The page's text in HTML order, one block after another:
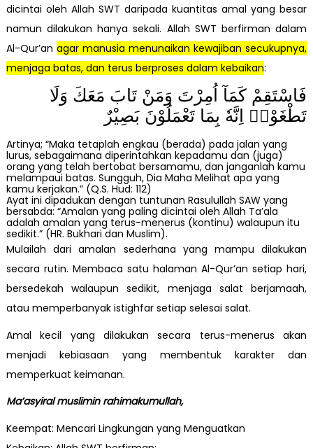
dicintai oleh Allah SWT daripada kuantitas amal yang besar
namun dilakukan hanya sekali. Allah SWT berfirman dalam
Al-Qur’an agar manusia menunaikan kewajiban secukupnya,
menjaga batas, dan terus berproses dalam kebaikan:
فَاسْتَقِمْ كَمَآ اُمِرْتَ وَمَنْ تَابَ مَعَكَ وَلَا
تَطْغَوْاۗ اِنَّهٗ بِمَا تَعْمَلُوْنَ بَصِيْرٌ
Artinya; “Maka tetaplah engkau (berada) pada jalan yang
lurus, sebagaimana diperintahkan kepadamu dan (juga)
orang yang telah bertobat bersamamu, dan janganlah kamu
melampaui batas. Sungguh, Dia Maha Melihat apa yang
kamu kerjakan.” (Q.S. Hud: 112)
Ayat ini dipadukan dengan tuntunan Rasulullah SAW yang
bersabda: “Amalan yang paling dicintai oleh Allah Ta’ala
adalah amalan yang terus-menerus (kontinu) walaupun itu
sedikit.” (HR. Bukhari dan Muslim).
Mulailah dari amalan sederhana yang mampu dilakukan
secara rutin. Membaca satu halaman Al-Qur’an setiap hari,
bersedekah walaupun sedikit, menjaga salat berjamaah,
atau memperbanyak istighfar setiap selesai salat.
Amal kecil yang dilakukan secara terus-menerus akan
menjadi kebiasaan yang membentuk karakter dan
memperkuat keimanan.
Ma’asyiral muslimin rahimakumullah,
Keempat: Mencari Lingkungan yang Menguatkan